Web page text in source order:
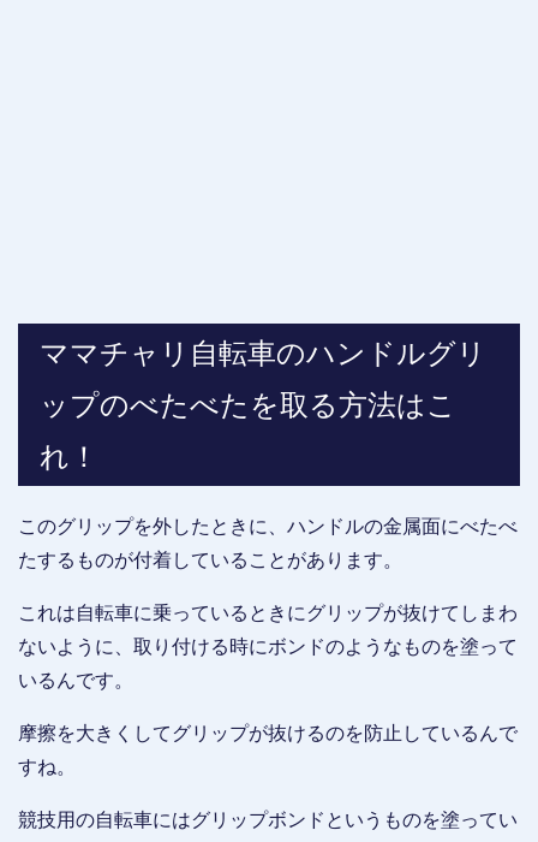
ママチャリ自転車のハンドルグリ
ップのべたべたを取る方法はこ
れ！
このグリップを外したときに、ハンドルの金属面にべたべ
たするものが付着していることがあります。
これは自転車に乗っているときにグリップが抜けてしまわ
ないように、取り付ける時にボンドのようなものを塗って
いるんです。
摩擦を大きくしてグリップが抜けるのを防止しているんで
すね。
競技用の自転車にはグリップボンドというものを塗ってい